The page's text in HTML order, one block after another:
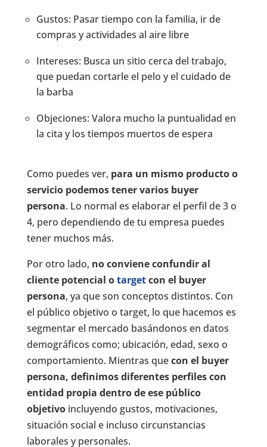
Gustos: Pasar tiempo con la familia, ir de
compras y actividades al aire libre
Intereses: Busca un sitio cerca del trabajo,
que puedan cortarle el pelo y el cuidado de
la barba
Objeciones: Valora mucho la puntualidad en
la cita y los tiempos muertos de espera
Como puedes ver, para un mismo producto o
servicio podemos tener varios buyer
persona. Lo normal es elaborar el perfil de 3 o
4, pero dependiendo de tu empresa puedes
tener muchos más.
Por otro lado, no conviene confundir al
cliente potencial otargetcon el buyer
persona, ya que son conceptos distintos. Con
el público objetivo o target, lo que hacemos es
segmentar el mercado basándonos en datos
demográficos como; ubicación, edad, sexo o
comportamiento. Mientras quecon el buyer
persona, definimos diferentes perfiles con
entidad propia dentro de ese público
objetivoincluyendo gustos, motivaciones,
situación social e incluso circunstancias
laborales y personales.